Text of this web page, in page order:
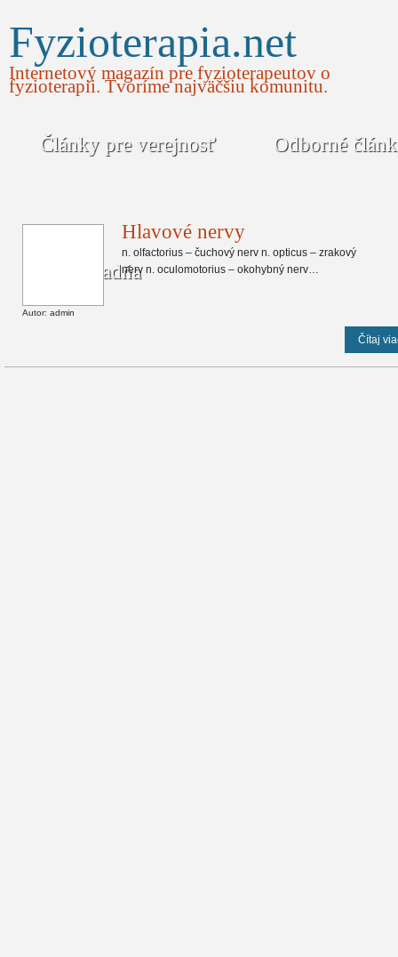
Fyzioterapia.net
Internetový magazín pre fyzioterapeutov o
fyzioterapii. Tvoríme najväčšiu komunitu.
Články pre verejnosť Odborné
Poradňa
Autor: admin
Hlavové nervy
n. olfactorius – čuchový nerv n. opticus – zrakový
nerv n. oculomotorius – okohybný nerv…
Čítaj